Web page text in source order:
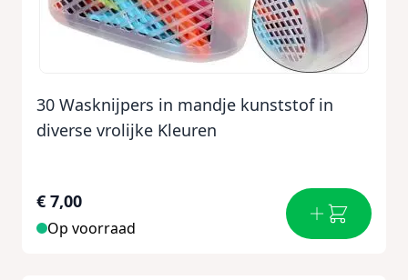
30 Wasknijpers in mandje kunststof in
diverse vrolijke Kleuren
€ 7,00
Op voorraad